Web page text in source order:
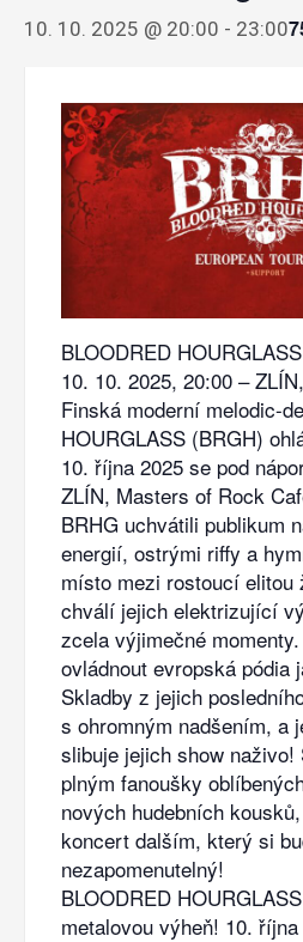
10. 10. 2025 @ 20:00 - 23:00
BLOODRED
10. 10. 2025, 20:00 –
Finská moderní melodic-
HOURGLASS (BRGH)
10. října 2025 se pod
ZLÍN, Masters of Rock
BRHG uchvátili publikum
energií, ostrými riffy a
místo mezi rostoucí elitou
chválí jejich elektrizující
zcela výjimečné
ovládnout evropská pódia
Skladby z jejich
s ohromným nadšením, a
slibuje jejich show
plným fanoušky
nových hudebních
koncert dalším, který si
nezapomenutelný!
BLOODRED
metalovou výheň! 10.